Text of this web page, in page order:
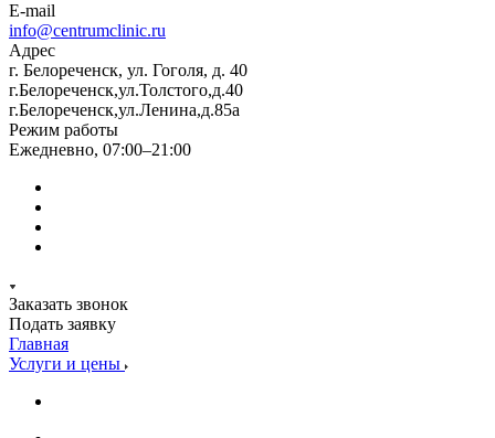
E-mail
info@centrumclinic.ru
Адрес
г. Белореченск, ул. Гоголя, д. 40
г.Белореченск,ул.Толстого,д.40
г.Белореченск,ул.Ленина,д.85а
Режим работы
Ежедневно, 07:00–21:00
Заказать звонок
Подать заявку
Главная
Услуги и цены